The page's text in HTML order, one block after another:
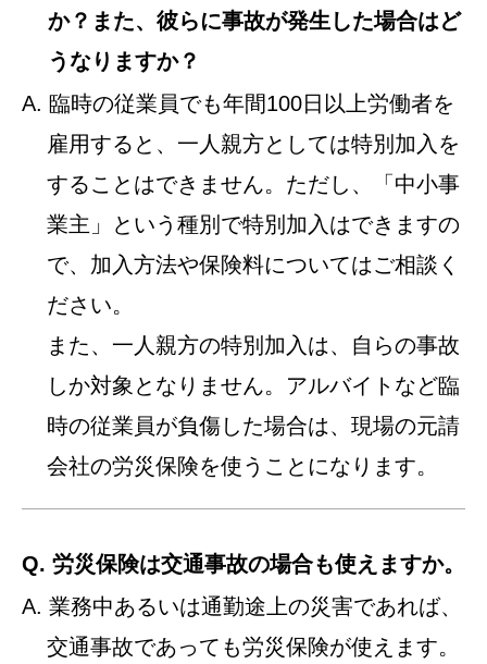
か？また、彼らに事故が発生した場合はど
うなりますか？
A. 臨時の従業員でも年間100日以上労働者を
雇用すると、一人親方としては特別加入を
することはできません。ただし、「中小事
業主」という種別で特別加入はできますの
で、加入方法や保険料についてはご相談く
ださい。
また、一人親方の特別加入は、自らの事故
しか対象となりません。アルバイトなど臨
時の従業員が負傷した場合は、現場の元請
会社の労災保険を使うことになります。
Q. 労災保険は交通事故の場合も使えますか。
A. 業務中あるいは通勤途上の災害であれば、
交通事故であっても労災保険が使えます。